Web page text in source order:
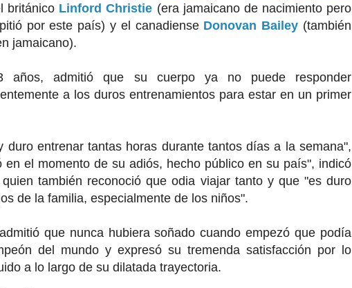
británico Linford Christie (era jamaicano de nacimiento pero
por este país) y el canadiense Donovan Bailey (también
jamaicano).
años, admitió que su cuerpo ya no puede responder
a los duros entrenamientos para estar en un primer
duro entrenar tantas horas durante tantos días a la semana",
en el momento de su adiós, hecho público en su país", indicó
quien también reconoció que odia viajar tanto y que "es duro
de la familia, especialmente de los niños".
que nunca hubiera soñado cuando empezó que podía
del mundo y expresó su tremenda satisfacción por lo
a lo largo de su dilatada trayectoria.